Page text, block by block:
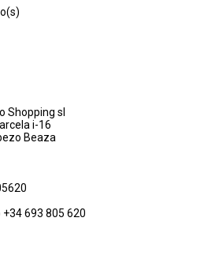
Shopping sl
i-16
Beaza
693 805 620